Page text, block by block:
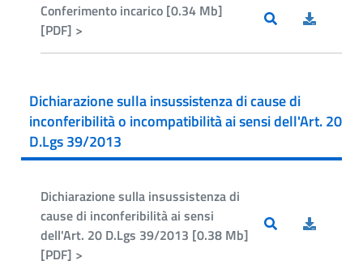
Conferimento incarico [0.34 Mb]
[PDF] >
Dichiarazione sulla insussistenza di cause di
inconferibilità o incompatibilità ai sensi dell'Art. 20
D.Lgs 39/2013
Dichiarazione sulla insussistenza di
cause di inconferibilità ai sensi
dell'Art. 20 D.Lgs 39/2013 [0.38 Mb]
[PDF] >